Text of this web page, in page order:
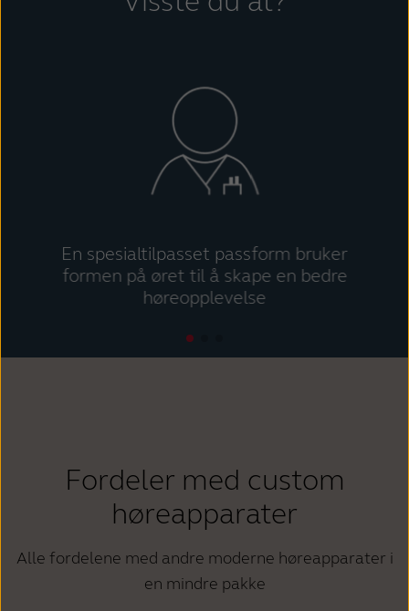
India
Korea
Netherlands
Norge
Suomi Sverige
Türkçe United Kingdom
عربي 日本
En spesialtilpasset passform bruker
formen på øret til å skape en bedre
høreopplevelse
Fordeler med custom
høreapparater
Alle fordelene med andre moderne høreapparater i
en mindre pakke